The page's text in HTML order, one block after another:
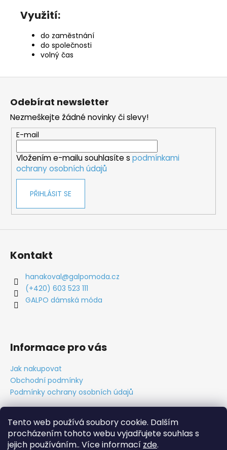
Tento web používá soubory cookie. Dalším
procházením tohoto webu vyjadřujete souhlas s
jejich používáním.. Více informací zde.
Využití:
do zaměstnání
do společnosti
volný čas
Z
Odebírat newsletter
Nezmeškejte žádné novinky či slevy!
E-mail
Vložením e-mailu souhlasíte s podmínkami
ochrany osobních údajů
PŘIHLÁSIT SE
Kontakt
hanakoval@galpomoda.cz
(+420) 603 523 111
GALPO dámská móda
Informace pro vás
Jak nakupovat
Obchodní podmínky
Podmínky ochrany osobních údajů
Obchodní podmínky Ochrana osobních údajů
Tabulky velikostí
Kontakt O nás Vytvořil Cabakorp